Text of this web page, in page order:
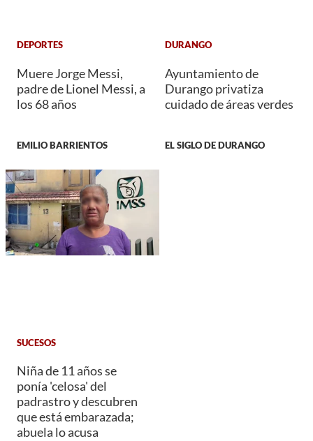
DEPORTES
Muere Jorge Messi,
padre de Lionel Messi, a
los 68 años
EMILIO BARRIENTOS
DURANGO
Ayuntamiento de
Durango privatiza
cuidado de áreas verdes
EL SIGLO DE DURANGO
SUCESOS
Niña de 11 años se
ponía 'celosa' del
padrastro y descubren
que está embarazada;
abuela lo acusa